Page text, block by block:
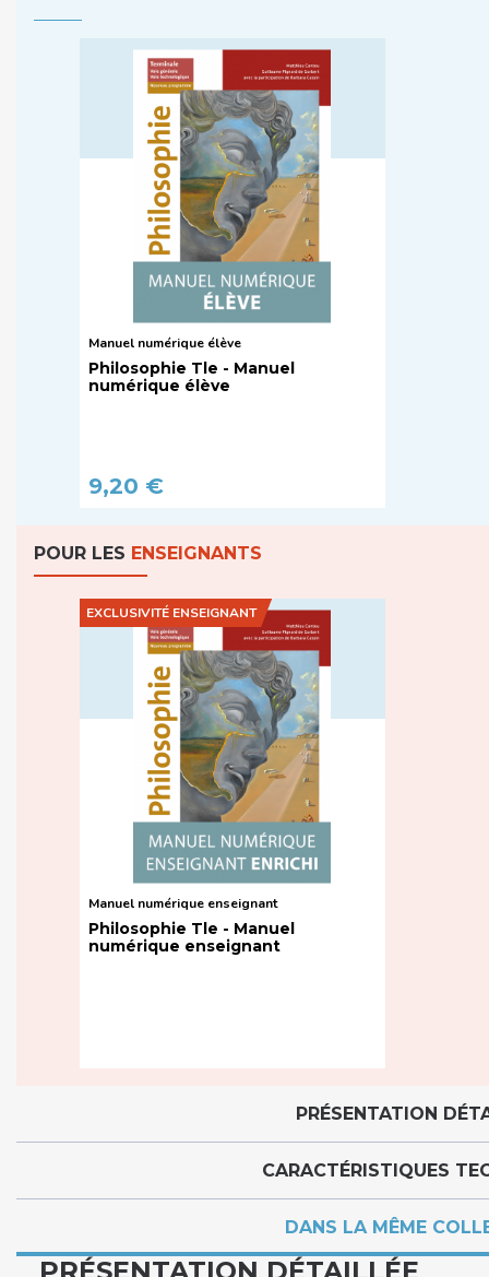
Manuel numérique élève
Philosophie Tle - Manuel
numérique élève
9,20 €
POUR LES ENSEIGNANTS
EXCLUSIVITÉ ENSEIGNANT
Manuel numérique enseignant
Philosophie Tle - Manuel
numérique enseignant
PRÉSENTATION
CARACTÉRISTIQUES
DANS LA MÊME